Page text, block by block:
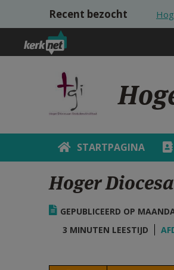
Overslaan en naar de inhoud gaan
Recent bezocht
STARTPAGINA
Hoger
GEPUBLICEERD OP
3 MINUTEN LEESTIJD